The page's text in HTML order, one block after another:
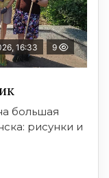
16:33 9
большая
рисунки и